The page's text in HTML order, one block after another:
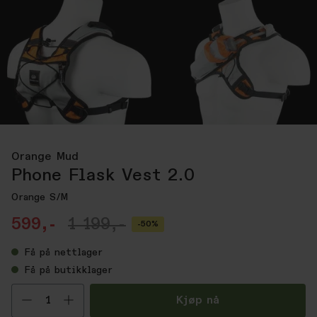
Orange Mud
Phone Flask Vest 2.0
Orange S/M
599,- 1 199,- -50%
Få på nettlager
Få på butikklager
Velg antall Kjøp nå